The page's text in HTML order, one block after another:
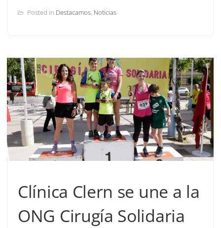
Posted in Destacamos, Noticias
Clínica Clern se une a la
ONG Cirugía Solidaria